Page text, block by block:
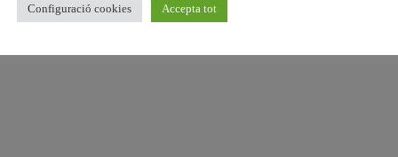
Configuració cookies Accepta tot